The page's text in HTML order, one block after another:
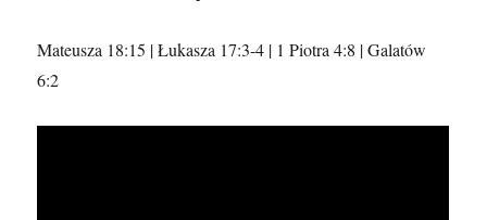
co
Mateusza 18:15 | Łukasza 17:3-4 | 1 Piotra 4:8 | Galatów
6:2